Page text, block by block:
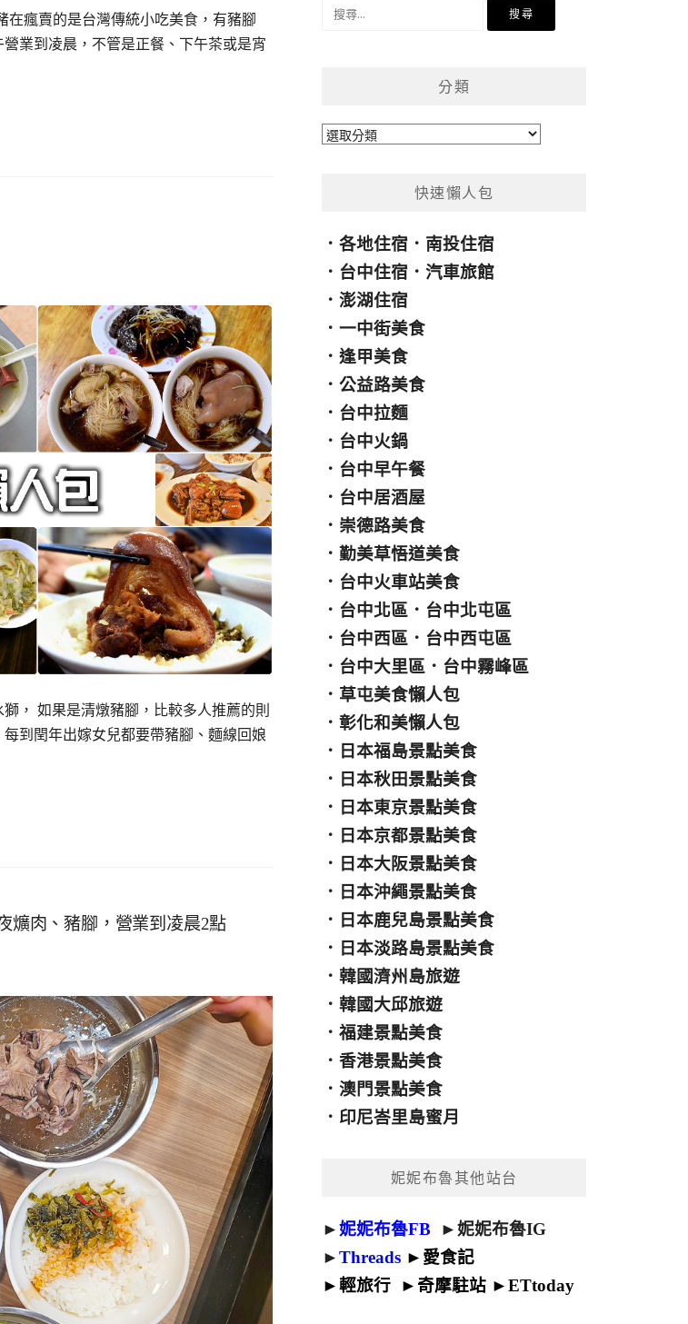
在瘋賣的是台灣傳統小吃美食，有豬腳
業到凌晨，不管是正餐、下午茶或是宵
， 如果是清燉豬腳，比較多人推薦的則
到閏年出嫁女兒都要帶豬腳、麵線回娘
爌肉、豬腳，營業到凌晨2點
分類
分
快速懶人包
．各地住宿 ． 南投住宿
． 台中住宿 ．汽車旅館
．澎湖住宿
．一中街美食
．逢甲美食
．公益路美食
． 台中拉麵
． 台中火鍋
． 台中早午餐
． 台中居酒屋
． 崇德路美食
．勤美草悟道美食
． 台中火車站美食
． 台中北區 ． 台中北屯區
． 台中西區 ． 台中西屯區
． 台中大里區 ． 台中霧峰區
． 草屯美食懶人包
．彰化和美懶人包
． 日本福島景點美食
． 日本秋田景點美食
． 日本東京景點美食
． 日本京都景點美食
． 日本大阪景點美食
． 日本沖繩景點美食
． 日本鹿兒島景點美食
． 日本淡路島景點美食
．韓國濟州島旅遊
．韓國大邱旅遊
．福建景點美食
．香港景點美食
．澳門景點美食
． 印尼峇里島蜜月
妮妮布魯其他站台
►妮妮布魯FB ►妮妮布魯IG
►Threads ► 愛食記
►輕旅行 ► 奇摩駐站 ►ETtoday